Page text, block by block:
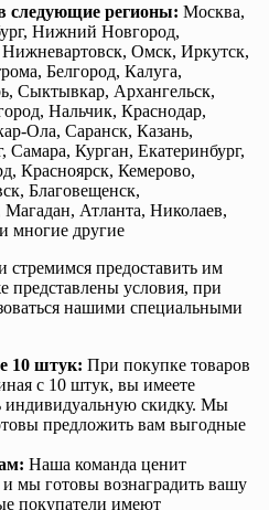
следующие регионы: Москва,
Нижний Новгород,
Нижневартовск, Омск, Иркутск,
Белгород, Калуга,
Сыктывкар, Архангельск,
Нальчик, Краснодар,
Ола, Саранск, Казань,
Курган, Екатеринбург,
Красноярск, Кемерово,
Благовещенск,
Атланта, Николаев,
многие другие
предоставить им
условия, при
нашими специальными
10 штук: При покупке товаров
с 10 штук, вы имеете
индивидуальную скидку. Мы
предложить вам выгодные
Наша команда ценит
мы готовы вознаградить вашу
покупатели имеют